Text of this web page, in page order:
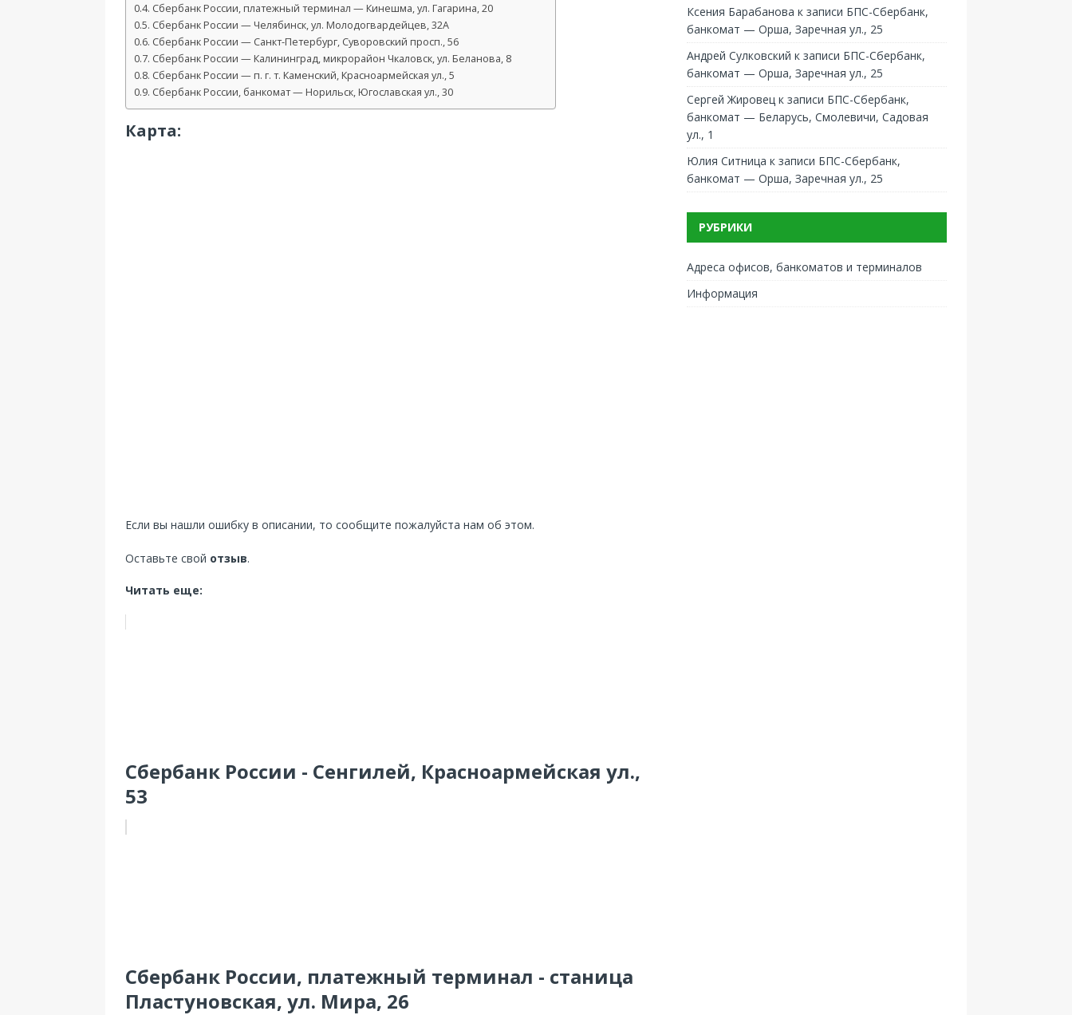
Сбербанк России, платежный терминал — Кинешма, ул. Гагарина, 20
Сбербанк России — Челябинск, ул. Молодогвардейцев, 32А
Сбербанк России — Санкт-Петербург, Суворовский просп., 56
Сбербанк России — Калининград, микрорайон Чкаловск, ул. Беланова, 8
Сбербанк России — п. г. т. Каменский, Красноармейская ул., 5
Сбербанк России, банкомат — Норильск, Югославская ул., 30
Карта:
Если вы нашли ошибку в описании, то сообщите пожалуйста нам об этом.
Оставьте свой отзыв.
Читать еще:
Сбербанк России - Сенгилей, Красноармейская ул.,
53
Сбербанк России, платежный терминал - станица
Пластуновская, ул. Мира, 26
Ксения Барабанова к записи БПС-Сбербанк,
банкомат — Орша, Заречная ул., 25
Андрей Сулковский к записи БПС-Сбербанк,
банкомат — Орша, Заречная ул., 25
Сергей Жировец к записи БПС-Сбербанк,
банкомат — Беларусь, Смолевичи, Садовая
ул., 1
Юлия Ситница к записи БПС-Сбербанк,
банкомат — Орша, Заречная ул., 25
РУБРИКИ
Адреса офисов, банкоматов и терминалов
Информация